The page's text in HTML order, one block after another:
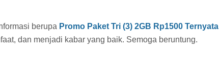
berupa Promo Paket Tri (3) 2GB Rp1500 Ternyata
dan menjadi kabar yang baik. Semoga beruntung.